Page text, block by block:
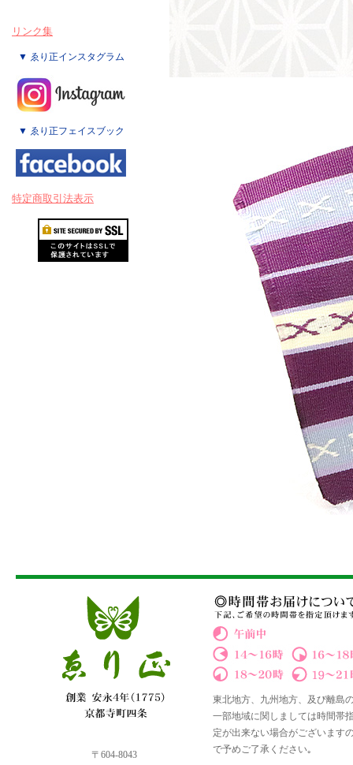
リンク集
▼ ゑり正インスタグラム
▼ ゑり正フェイスブック
特定商取引法表示
〒604-8043
東北地方、九州地方、及び離島
一部地域に関しましては時間帯
定が出来ない場合がございます
で予めご了承ください｡